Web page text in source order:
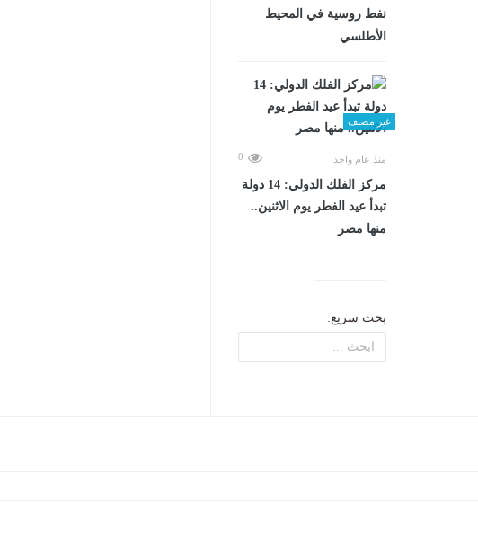
نفط روسية في المحيط
الأطلسي
غير مصنف
منذ عام واحد 0
مركز الفلك الدولي: 14 دولة
تبدأ عيد الفطر يوم الاثنين..
منها مصر
بحث سريع: